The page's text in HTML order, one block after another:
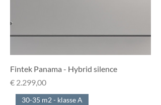
Fintek Panama - Hybrid silence
Prijs
€ 2.299,00
30-35 m2 - klasse A